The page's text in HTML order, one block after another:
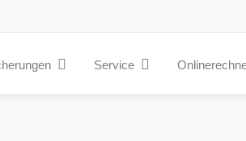
Service